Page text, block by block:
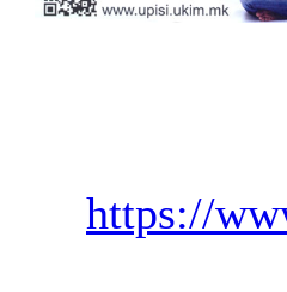
https://